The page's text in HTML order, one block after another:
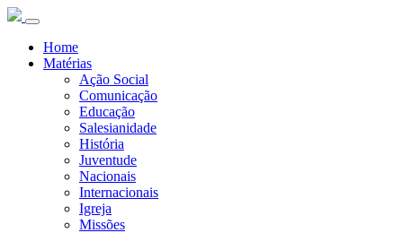
Home
Matérias
Ação Social
Comunicação
Educação
Salesianidade
História
Juventude
Nacionais
Internacionais
Igreja
Missões